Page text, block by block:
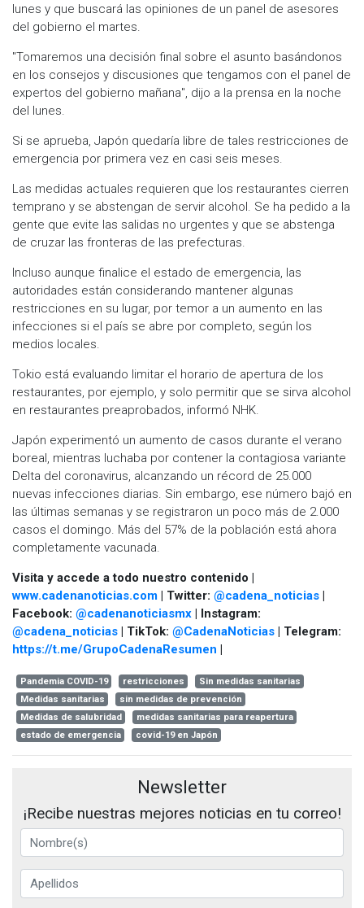
lunes y que buscará las opiniones de un panel de asesores
del gobierno el martes.
"Tomaremos una decisión final sobre el asunto basándonos
en los consejos y discusiones que tengamos con el panel de
expertos del gobierno mañana", dijo a la prensa en la noche
del lunes.
Si se aprueba, Japón quedaría libre de tales restricciones de
emergencia por primera vez en casi seis meses.
Las medidas actuales requieren que los restaurantes cierren
temprano y se abstengan de servir alcohol. Se ha pedido a la
gente que evite las salidas no urgentes y que se abstenga
de cruzar las fronteras de las prefecturas.
Incluso aunque finalice el estado de emergencia, las
autoridades están considerando mantener algunas
restricciones en su lugar, por temor a un aumento en las
infecciones si el país se abre por completo, según los
medios locales.
Tokio está evaluando limitar el horario de apertura de los
restaurantes, por ejemplo, y solo permitir que se sirva alcohol
en restaurantes preaprobados, informó ​​NHK.
Japón experimentó un aumento de casos durante el verano
boreal, mientras luchaba por contener la contagiosa variante
Delta del coronavirus, alcanzando un récord de 25.000
nuevas infecciones diarias. Sin embargo, ese número bajó en
las últimas semanas y se registraron un poco más de 2.000
casos el domingo. Más del 57% de la población está ahora
completamente vacunada.
Visita y accede a todo nuestro contenido |
www.cadenanoticias.com | Twitter: @cadena_noticias |
Facebook: @cadenanoticiasmx | Instagram:
@cadena_noticias | TikTok: @CadenaNoticias | Telegram:
https://t.me/GrupoCadenaResumen |
Pandemia COVID-19 restricciones
Sin medidas sanitarias
Medidas sanitarias
sin medidas de prevención
Medidas de salubridad
medidas sanitarias para reapertura
estado de emergencia
covid-19 en Japón
Newsletter
¡Recibe nuestras mejores noticias en tu correo!